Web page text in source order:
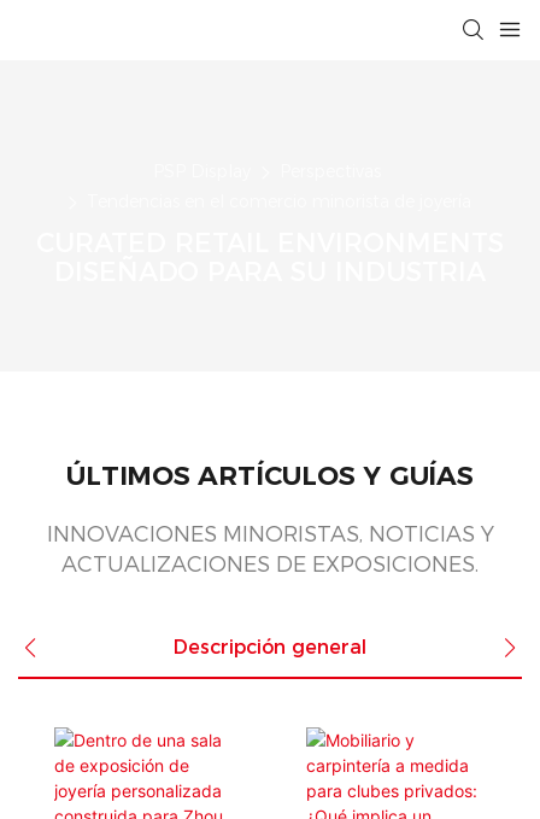
ÚLTIMOS ARTÍCULOS Y GUÍAS
INNOVACIONES MINORISTAS, NOTICIAS Y
ACTUALIZACIONES DE EXPOSICIONES.
Descripción general